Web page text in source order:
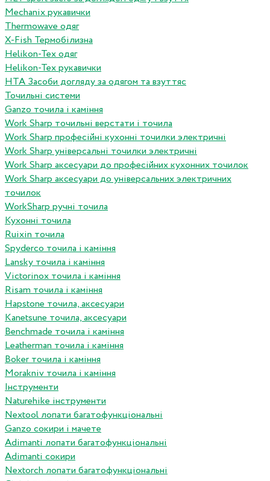
Mechanix рукавички
Thermowave одяг
X-Fish Термобілизна
Helikon-Tex одяг
Helikon-Tex рукавички
HTA Засоби догляду за одягом та взуттяс
Точильні системи
Ganzo точила і каміння
Work Sharp точильні верстати і точила
Work Sharp професiйнi кухоннi точилки электричнi
Work Sharp унiверсальнi точилки электричнi
Work Sharp аксесуари до професiйних кухонних точилок
Work Sharp аксесуари до унiверсальних электричних
точилок
WorkSharp ручні точила
Кухонні точила
Ruixin точила
Spyderco точила і каміння
Lansky точила і каміння
Victorinox точила і каміння
Risam точила і каміння
Hapstone точила, аксесуари
Kanetsune точила, аксесуари
Benchmade точила і каміння
Leatherman точила і каміння
Boker точила і каміння
Morakniv точила і каміння
Інструменти
Naturehike інструменти
Nextool лопати багатофункціональні
Ganzo сокири і мачете
Adimanti лопати багатофункціональні
Adimanti сокири
Nextorch лопати багатофункціональні